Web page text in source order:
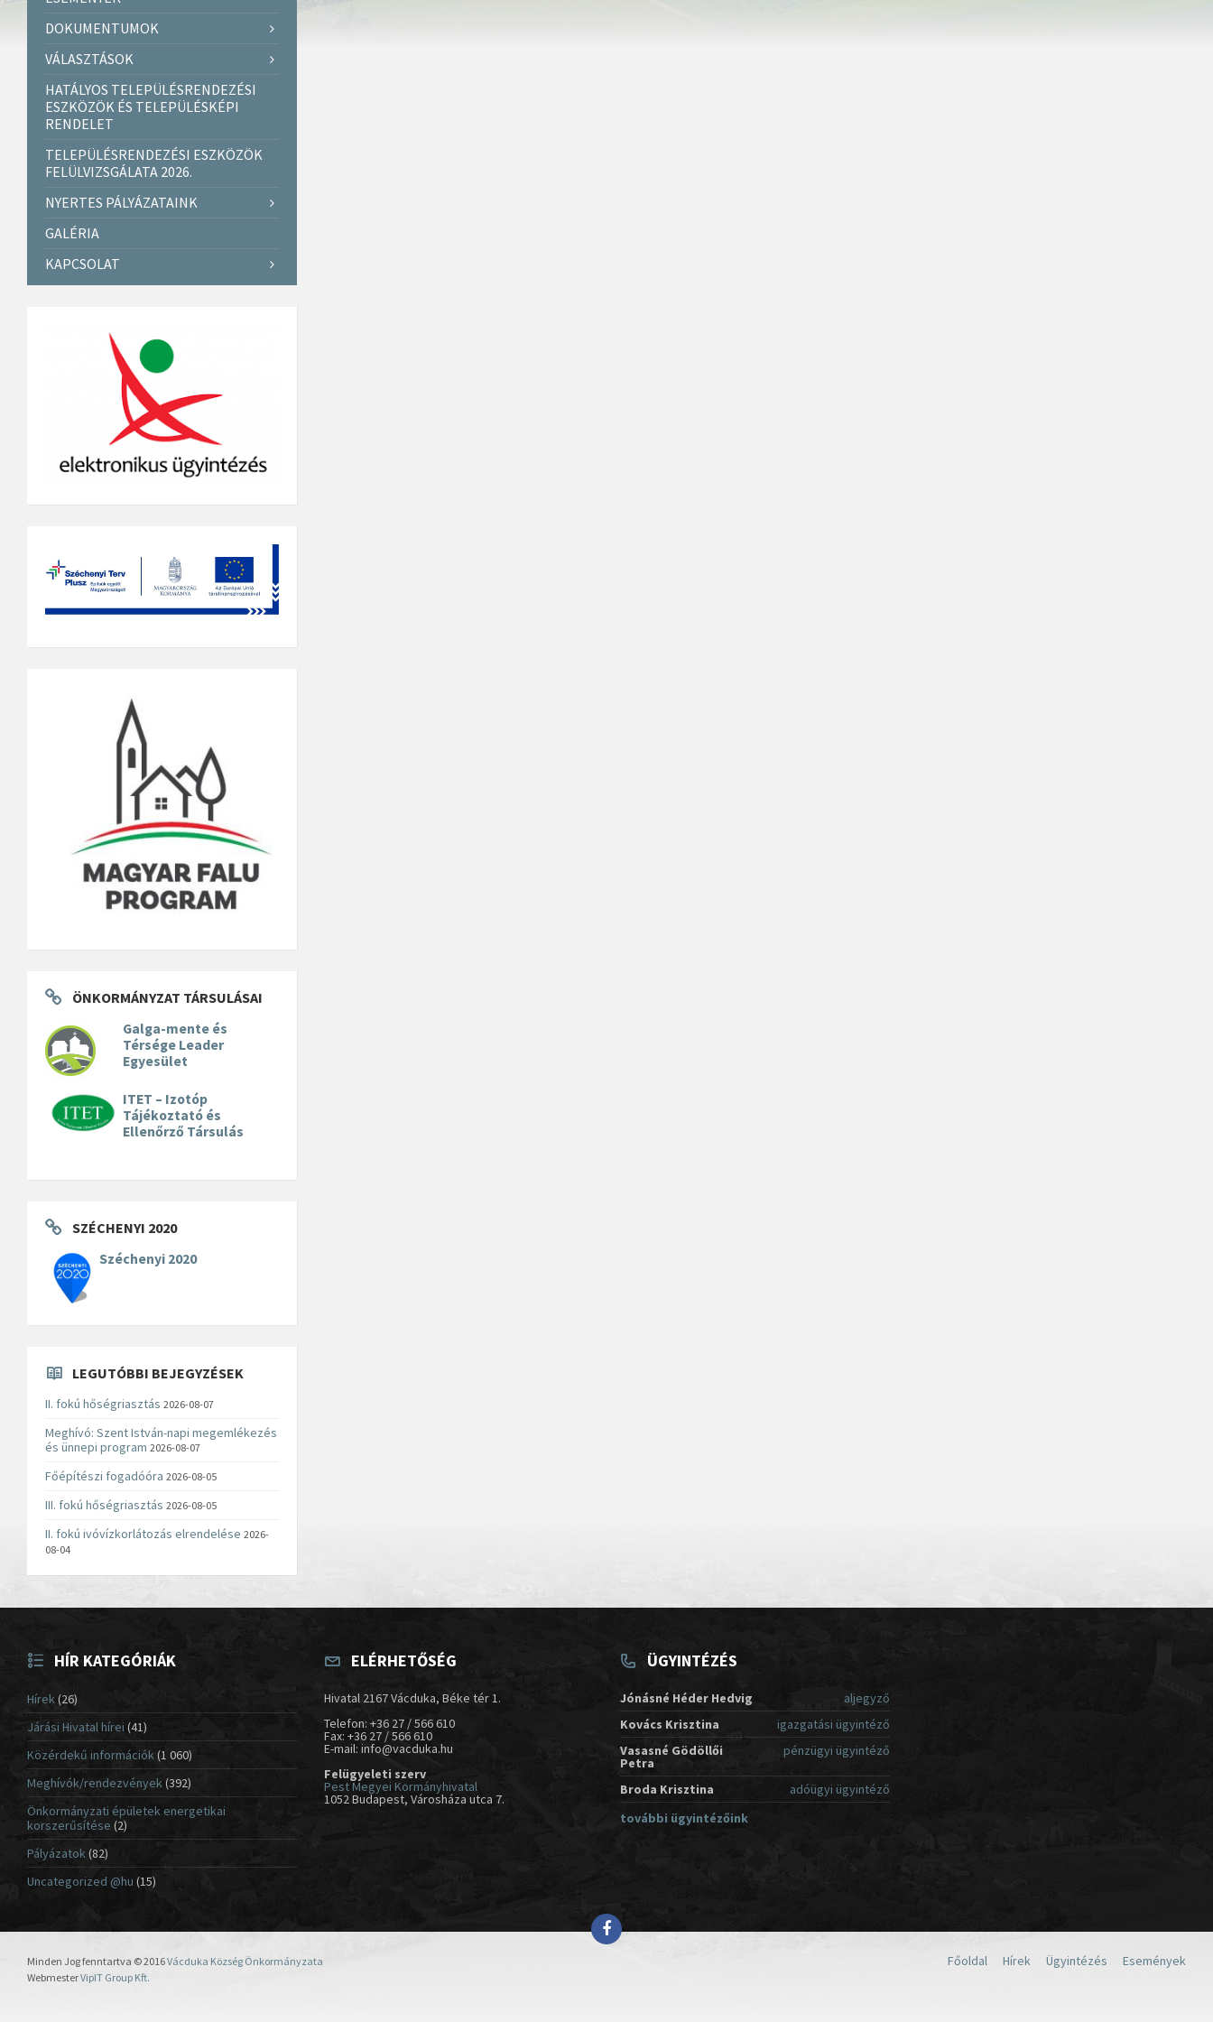
DOKUMENTUMOK
VÁLASZTÁSOK
HATÁLYOS TELEPÜLÉSRENDEZÉSI
ESZKÖZÖK ÉS TELEPÜLÉSKÉPI
RENDELET
TELEPÜLÉSRENDEZÉSI ESZKÖZÖK
FELÜLVIZSGÁLATA 2026.
NYERTES PÁLYÁZATAINK
GALÉRIA
KAPCSOLAT
ÖNKORMÁNYZAT TÁRSULÁSAI
Galga-mente és
Térsége Leader
Egyesület
ITET – Izotóp
Tájékoztató és
Ellenőrző Társulás
SZÉCHENYI 2020
Széchenyi 2020
LEGUTÓBBI BEJEGYZÉSEK
II. fokú hőségriasztás 2026-08-07
Meghívó: Szent István-napi megemlékezés
és ünnepi program 2026-08-07
Főépítészi fogadóóra 2026-08-05
III. fokú hőségriasztás 2026-08-05
II. fokú ivóvízkorlátozás elrendelése 2026-
08-04
HÍR KATEGÓRIÁK
Hírek (26)
Járási Hivatal hírei (41)
Közérdekű információk(1 060)
Meghívók/rendezvények(392)
Önkormányzati épületek energetikai
korszerűsítése (2)
Pályázatok(82)
Uncategorized @hu (15)
ELÉRHETŐSÉG
Hivatal 2167 Vácduka, Béke tér 1.
Telefon: +36 27 / 566 610
Fax: +36 27 / 566 610
E-mail: info@vacduka.hu
Felügyeleti szerv
Pest Megyei Kormányhivatal
1052 Budapest, Városháza utca 7.
ÜGYINTÉZÉS
Jónásné Héder Hedvig
aljegyző
Kovács Krisztina
igazgatási ügyintéző
Vasasné Gödöllői
Petra
pénzügyi ügyintéző
Broda Krisztina
adóügyi ügyintéző
további ügyintézőink
Főoldal Hírek Ügyintézés Események
Minden Jog fenntartva © 2016Vácduka Község Önkormányzata
WebmesterVipIT Group Kft.